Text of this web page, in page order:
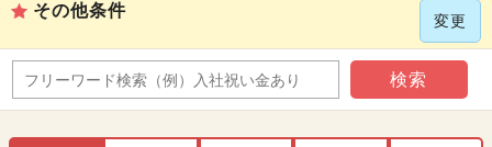
その他条件
変更
検索